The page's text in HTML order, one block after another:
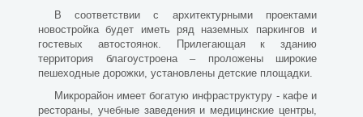
В соответствии с архитектурными проектами
новостройка будет иметь ряд наземных паркингов и
гостевых автостоянок. Прилегающая к зданию
территория благоустроена – проложены широкие
пешеходные дорожки, установлены детские площадки.
Микрорайон имеет богатую инфраструктуру - кафе и
рестораны, учебные заведения и медицинские центры,